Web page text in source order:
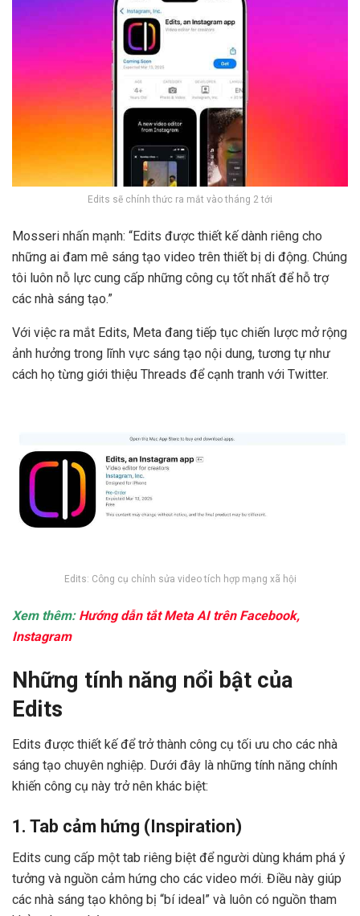
Edits sẽ chính thức ra mắt vào tháng 2 tới
Mosseri nhấn mạnh: “Edits được thiết kế dành riêng cho
những ai đam mê sáng tạo video trên thiết bị di động. Chúng
tôi luôn nỗ lực cung cấp những công cụ tốt nhất để hỗ trợ
các nhà sáng tạo.”
Với việc ra mắt Edits, Meta đang tiếp tục chiến lược mở rộng
ảnh hưởng trong lĩnh vực sáng tạo nội dung, tương tự như
cách họ từng giới thiệu Threads để cạnh tranh với Twitter.
Edits: Công cụ chỉnh sửa video tích hợp mạng xã hội
Xem thêm: Hướng dẫn tắt Meta AI trên Facebook,
Instagram
Những tính năng nổi bật của
Edits
Edits được thiết kế để trở thành công cụ tối ưu cho các nhà
sáng tạo chuyên nghiệp. Dưới đây là những tính năng chính
khiến công cụ này trở nên khác biệt:
1. Tab cảm hứng (Inspiration)
Edits cung cấp một tab riêng biệt để người dùng khám phá ý
tưởng và nguồn cảm hứng cho các video mới. Điều này giúp
các nhà sáng tạo không bị “bí ideal” và luôn có nguồn tham